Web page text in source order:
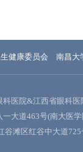
健康委员会 南昌大
科医院&江西省眼科医
一大道463号(南大医
谷滩区红谷中大道725